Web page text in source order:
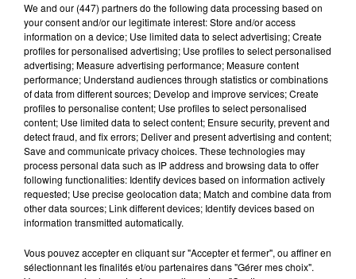
Lecture (1 min 16 sec)
100%
100% Radio l'agenda des Hautes-Pyrénées
31 août 2025 - 1 min 16 sec
We and our (447) partnersdo the following data processing based on
your consent and/or our legitimate interest: Store and/or access
information on a device; Use limited data to select advertising; Create
profiles for personalised advertising; Use profiles to select personalised
advertising; Measure advertising performance; Measure content
performance; Understand audiences through statistics or combinations
of data from different sources; Develop and improve services; Create
profiles to personalise content; Use profiles to select personalised
content; Use limited data to select content; Ensure security, prevent and
detect fraud, and fix errors; Deliver and present advertising and content;
Save and communicate privacy choices. These technologies may
process personal data such as IP address and browsing data to offer
following functionalities: Identify devices based on information actively
requested; Use precise geolocation data; Match and combine data from
other data sources; Link different devices; Identify devices based on
information transmitted automatically.
Vous pouvez accepter en cliquant sur "Accepter et fermer", ou affiner en
sélectionnant les finalités et/ou partenaires dans "Gérer mes choix".